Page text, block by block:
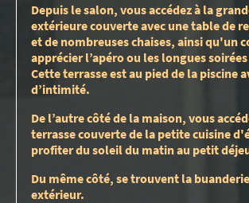
Depuis le salon, vous accédez à la
extérieure couverte avec une table de
et de nombreuses chaises, ainsi qu'un
apprécier l’apéro ou les longues
Cette terrasse est au pied de la piscine
d’intimité.
De l’autre côté de la maison, vous
terrasse couverte de la petite cuisine
profiter du soleil du matin au petit
Du même côté, se trouvent la
extérieur.